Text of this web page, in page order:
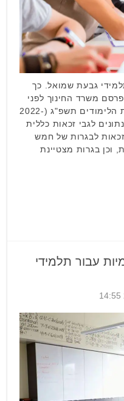
גבעת שמואל. כך
משרד החינוך לפני
זמן קצר. הנתונים מעודכנים לשנת הלימודים תשפ"ג (2022-
נתונים לגבי זכאות כללית
לבגרות של חמש
וכן בגרות מצטיינת
עבור תלמידי